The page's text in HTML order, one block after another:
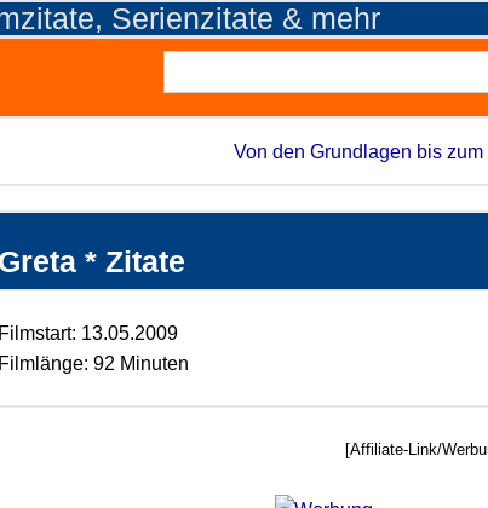
Serienzitate & mehr
Von den Grundlagen bis
Greta * Zitate
Filmstart: 13.05.2009
Filmlänge: 92 Minuten
[Affiliate-Link/